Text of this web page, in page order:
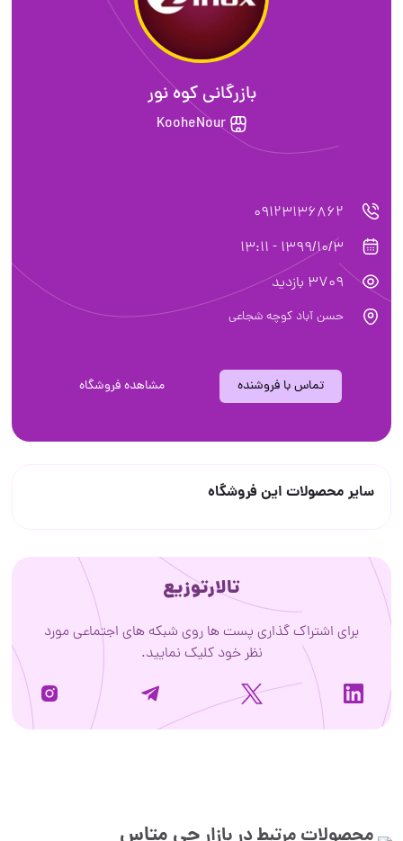
بازرگانی کوه نور
KooheNour
09123136862
1399/10/3 - 13:11
3709 بازدید
حسن آباد کوچه شجاعی
تماس با فروشنده مشاهده فروشگاه
سایر محصولات این فروشگاه
تالارتوزیع
برای اشتراک گذاری پست ها روی شبکه های اجتماعی مورد
نظر خود کلیک نمایید.